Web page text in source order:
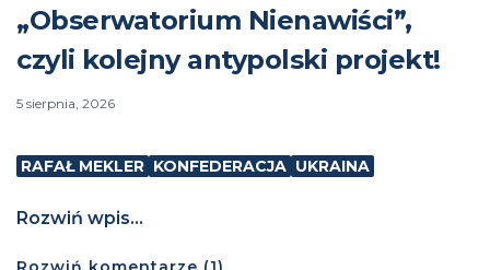
„Obserwatorium Nienawiści”,
czyli kolejny antypolski projekt!
5 sierpnia, 2026
RAFAŁ MEKLER KONFEDERACJA UKRAINA
Rozwiń wpis...